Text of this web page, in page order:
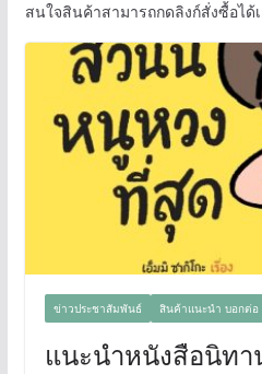
สนใจสินค้าสามารถกดลิงก์สั่งซื้อได้
ข่าวประชาสัมพันธ์ สินค้าแนะนำ บอกต่อ
แนะนำหนังสือนิท